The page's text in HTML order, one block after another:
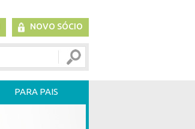
NOVO SÓCIO
PARA PAIS